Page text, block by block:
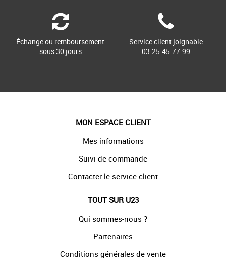
Échange ou remboursement
sous 30 jours
Service client joignable
03.25.45.77.99
MON ESPACE CLIENT
Mes informations
Suivi de commande
Contacter le service client
TOUT SUR U23
Qui sommes-nous ?
Partenaires
Conditions générales de vente